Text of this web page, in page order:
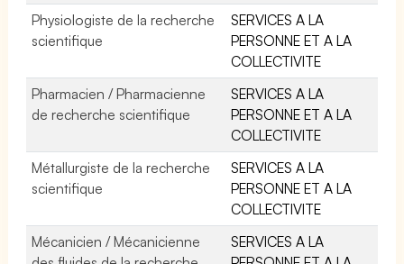
Physiologiste de la recherche
scientifique
SERVICES A LA
PERSONNE ET A LA
COLLECTIVITE
Pharmacien / Pharmacienne
de recherche scientifique
SERVICES A LA
PERSONNE ET A LA
COLLECTIVITE
Métallurgiste de la recherche
scientifique
SERVICES A LA
PERSONNE ET A LA
COLLECTIVITE
Mécanicien / Mécanicienne
SERVICES A LA